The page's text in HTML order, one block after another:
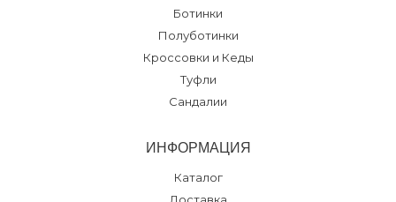
Ботинки
Полуботинки
Кроссовки и Кеды
Туфли
Сандалии
ИНФОРМАЦИЯ
Каталог